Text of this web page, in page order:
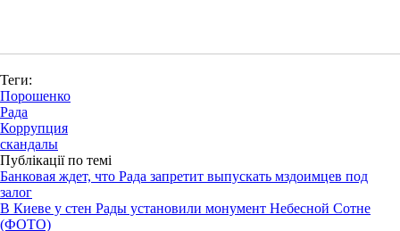
Теги:
Порошенко
Рада
Коррупция
скандалы
Публікації по темі
Банковая ждет, что Рада запретит выпускать мздоимцев под
залог
В Киеве у стен Рады установили монумент Небесной Сотне
(ФОТО)